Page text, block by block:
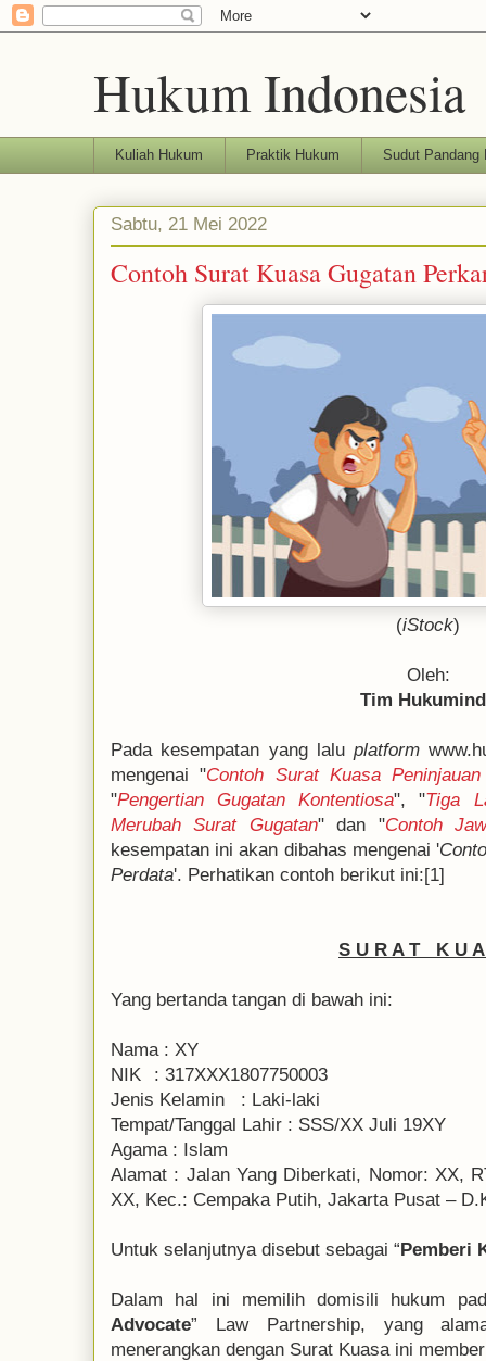
Hukum Indonesia
Kuliah Hukum Praktik Hukum Sudut Pandang
Sabtu, 21 Mei 2022
Contoh Surat Kuasa Gugatan
(iStock)
Oleh:
Tim
Pada kesempatan yang laluplatform
mengenai "Contoh Surat Kuasa
"Pengertian Gugatan Kontentiosa", "Tiga
Merubah Surat Gugatan" dan "Contoh
kesempatan ini akan dibahas mengenai '
Perdata'. Perhatikan contoh berikut ini:[1]
S U R A T K U A
Yang bertanda tangan di bawah ini:
Nama : XY
NIK
: 317XXX1807750003
Jenis Kelamin
: Laki-laki
Tempat/Tanggal Lahir : SSS/XX Juli 19XY
Agama : Islam
Alamat : Jalan Yang Diberkati, Nomor: XX,
XX, Kec.: Cempaka Putih, Jakarta Pusat –
Untuk selanjutnya disebut sebagai “Pemberi
Dalam hal ini memilih domisili hukum
Advocate” Law Partnership, yang
menerangkan dengan Surat Kuasa ini